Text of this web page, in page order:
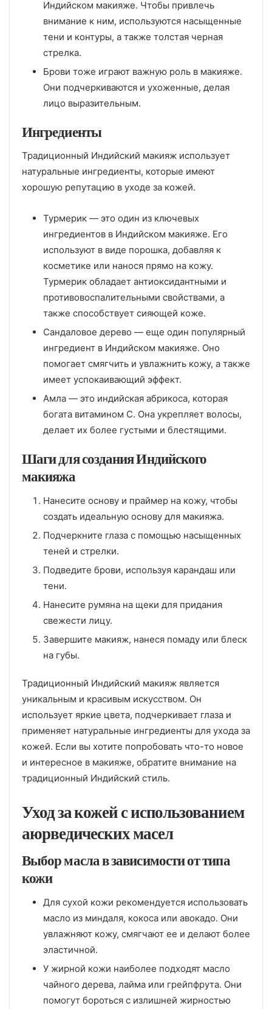
Индийском макияже. Чтобы привлечь
внимание к ним, используются насыщенные
тени и контуры, а также толстая черная
стрелка.
Брови тоже играют важную роль в макияже.
Они подчеркиваются и ухоженные, делая
лицо выразительным.
Ингредиенты
Традиционный Индийский макияж использует
натуральные ингредиенты, которые имеют
хорошую репутацию в уходе за кожей.
Турмерик — это один из ключевых
ингредиентов в Индийском макияже. Его
используют в виде порошка, добавляя к
косметике или нанося прямо на кожу.
Турмерик обладает антиоксидантными и
противовоспалительными свойствами, а
также способствует сияющей коже.
Сандаловое дерево — еще один популярный
ингредиент в Индийском макияже. Оно
помогает смягчить и увлажнить кожу, а также
имеет успокаивающий эффект.
Амла — это индийская абрикоса, которая
богата витамином C. Она укрепляет волосы,
делает их более густыми и блестящими.
Шаги для создания Индийского
макияжа
Нанесите основу и праймер на кожу, чтобы
создать идеальную основу для макияжа.
Подчеркните глаза с помощью насыщенных
теней и стрелки.
Подведите брови, используя карандаш или
тени.
Нанесите румяна на щеки для придания
свежести лицу.
Завершите макияж, нанеся помаду или блеск
на губы.
Традиционный Индийский макияж является
уникальным и красивым искусством. Он
использует яркие цвета, подчеркивает глаза и
применяет натуральные ингредиенты для ухода за
кожей. Если вы хотите попробовать что-то новое
и интересное в макияже, обратите внимание на
традиционный Индийский стиль.
Уход за кожей с использованием
аюрведических масел
Выбор масла в зависимости от типа
кожи
Для сухой кожи рекомендуется использовать
масло из миндаля, кокоса или авокадо. Они
увлажняют кожу, смягчают ее и делают более
эластичной.
У жирной кожи наиболее подходят масло
чайного дерева, лайма или грейпфрута. Они
помогут бороться с излишней жирностью